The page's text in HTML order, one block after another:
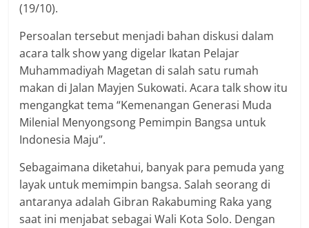
(19/10).
Persoalan tersebut menjadi bahan diskusi dalam
acara talk show yang digelar Ikatan Pelajar
Muhammadiyah Magetan di salah satu rumah
makan di Jalan Mayjen Sukowati. Acara talk show itu
mengangkat tema “Kemenangan Generasi Muda
Milenial Menyongsong Pemimpin Bangsa untuk
Indonesia Maju”.
Sebagaimana diketahui, banyak para pemuda yang
layak untuk memimpin bangsa. Salah seorang di
antaranya adalah Gibran Rakabuming Raka yang
saat ini menjabat sebagai Wali Kota Solo. Dengan